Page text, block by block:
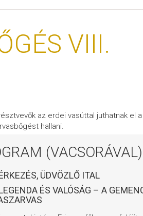
VIII.
az erdei vasúttal juthatnak el a
hallani.
(VACSORÁVAL)
ÜDVÖZLŐ ITAL
ÉS VALÓSÁG – A